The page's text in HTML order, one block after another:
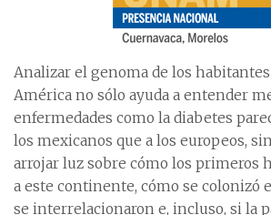
Analizar el genoma de los
América no sólo ayuda a entender
enfermedades como la diabetes
los mexicanos que a los europeos,
arrojar luz sobre cómo los primeros
a este continente, cómo se colonizó
se interrelacionaron e, incluso, si la